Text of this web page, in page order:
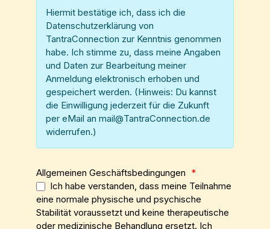
Hiermit bestätige ich, dass ich die
Datenschutzerklärung von
TantraConnection zur Kenntnis genommen
habe. Ich stimme zu, dass meine Angaben
und Daten zur Bearbeitung meiner
Anmeldung elektronisch erhoben und
gespeichert werden. (Hinweis: Du kannst
die Einwilligung jederzeit für die Zukunft
per eMail an mail@TantraConnection.de
widerrufen.)
Allgemeinen Geschäftsbedingungen *
Ich habe verstanden, dass meine Teilnahme
eine normale physische und psychische
Stabilität voraussetzt und keine therapeutische
oder medizinische Behandlung ersetzt. Ich